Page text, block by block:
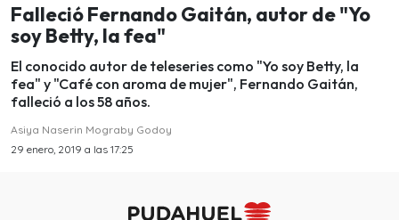
Falleció Fernando Gaitán, autor de "Yo
soy Betty, la fea"
El conocido autor de teleseries como "Yo soy Betty, la
fea" y "Café con aroma de mujer", Fernando Gaitán,
falleció a los 58 años.
Asiya Naserin Mograby Godoy
29 enero, 2019 a las 17:25